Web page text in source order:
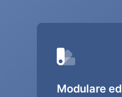
Modulare ed